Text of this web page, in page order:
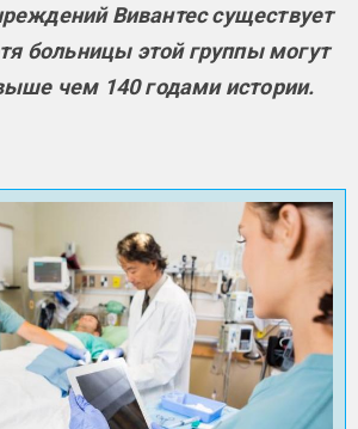
Вивантес существует
больницы этой группы могут
чем 140 годами истории.